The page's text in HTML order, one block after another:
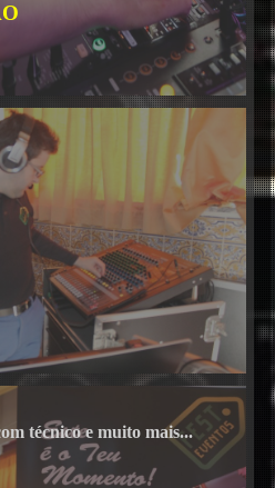
técnico e muito mais...